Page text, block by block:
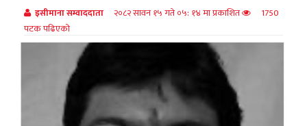
इसीमाना सम्वाददाता २०८२ सावन १५ गते ०५: १४ मा प्रकाशित
1750
पटक पढिएको